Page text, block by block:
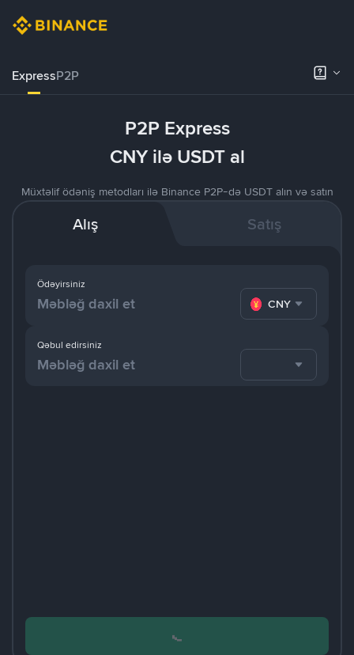
ExpressP2P
P2P Express
CNY ilə USDT al
Müxtəlif ödəniş metodları ilə Binance P2P-də USDT alın və satın
Alış Satış
Ödəyirsiniz
CNY
Qəbul edirsiniz